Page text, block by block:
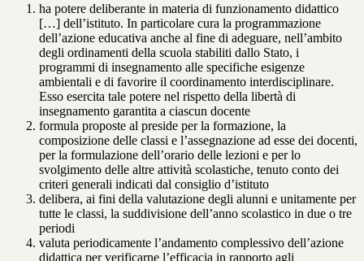
ha potere deliberante in materia di funzionamento didattico
[…] dell’istituto. In particolare cura la programmazione
dell’azione educativa anche al fine di adeguare, nell’ambito
degli ordinamenti della scuola stabiliti dallo Stato, i
programmi di insegnamento alle specifiche esigenze
ambientali e di favorire il coordinamento interdisciplinare.
Esso esercita tale potere nel rispetto della libertà di
insegnamento garantita a ciascun docente
formula proposte al preside per la formazione, la
composizione delle classi e l’assegnazione ad esse dei docenti,
per la formulazione dell’orario delle lezioni e per lo
svolgimento delle altre attività scolastiche, tenuto conto dei
criteri generali indicati dal consiglio d’istituto
delibera, ai fini della valutazione degli alunni e unitamente per
tutte le classi, la suddivisione dell’anno scolastico in due o tre
periodi
valuta periodicamente l’andamento complessivo dell’azione
didattica per verificarne l’efficacia in rapporto agli